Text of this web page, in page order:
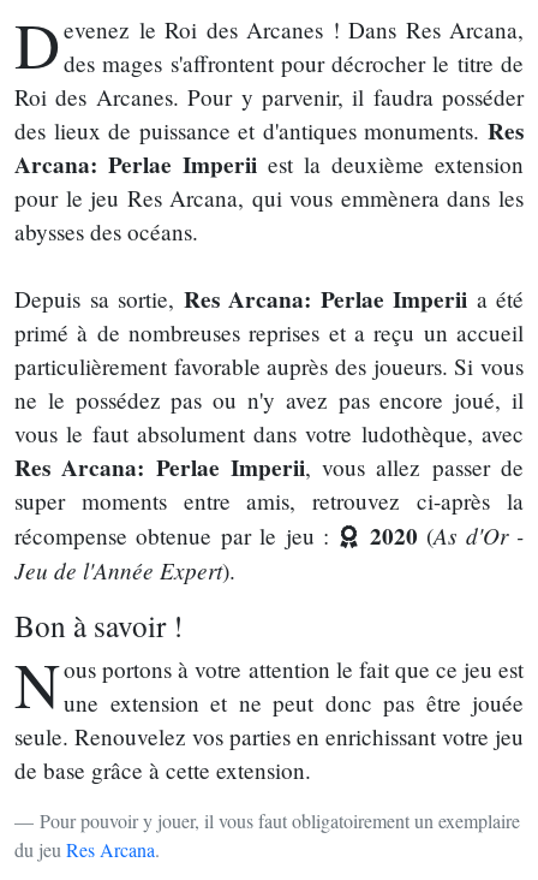
Devenez le Roi des Arcanes ! Dans Res Arcana,
des mages s'affrontent pour décrocher le titre de
Roi des Arcanes. Pour y parvenir, il faudra posséder
des lieux de puissance et d'antiques monuments. Res
Arcana: Perlae Imperii est la deuxième extension
pour le jeu Res Arcana, qui vous emmènera dans les
abysses des océans.
Depuis sa sortie, Res Arcana: Perlae Imperii a été
primé à de nombreuses reprises et a reçu un accueil
particulièrement favorable auprès des joueurs. Si vous
ne le possédez pas ou n'y avez pas encore joué, il
vous le faut absolument dans votre ludothèque, avec
Res Arcana: Perlae Imperii, vous allez passer de
super moments entre amis, retrouvez ci-après la
récompense obtenue par le jeu :
2020 (As d'Or -
Jeu de l'Année Expert).
Bon à savoir !
Nous portons à votre attention le fait que ce jeu est
une extension et ne peut donc pas être jouée
seule. Renouvelez vos parties en enrichissant votre jeu
de base grâce à cette extension.
Pour pouvoir y jouer, il vous faut obligatoirement un exemplaire
du jeuRes Arcana.